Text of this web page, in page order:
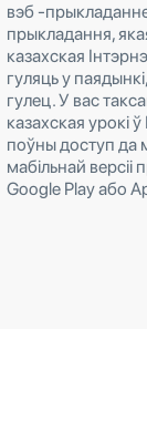
вэб -
прыкладання,
казахская
гуляць у
гулец. У вас
казахская урокі
поўны доступ да
мабільнай версіі
Google Play або